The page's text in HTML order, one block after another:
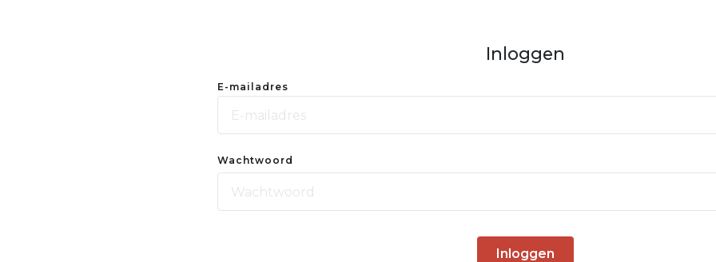
Inloggen
E-mailadres
Wachtwoord
Inloggen